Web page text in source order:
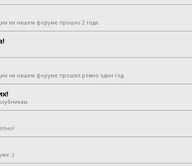
на нашем форуме прошло 2 года.
на нашем форуме прошел ровно один год.
;)